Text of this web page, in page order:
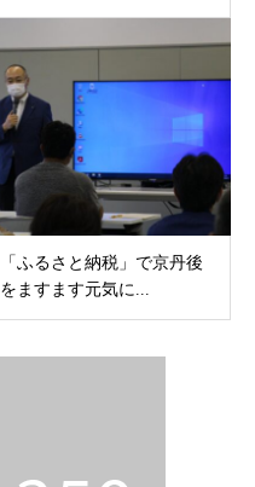
「ふるさと納税」で京丹後
をますます元気に...